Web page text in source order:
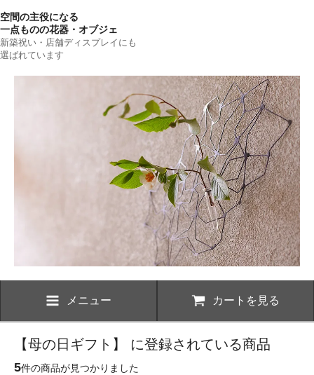
空間の主役になる
一点ものの花器・オブジェ
新築祝い・店舗ディスプレイにも
選ばれています
メニュー カートを見る
【母の日ギフト】 に登録されている商品
5件の商品が見つかりました